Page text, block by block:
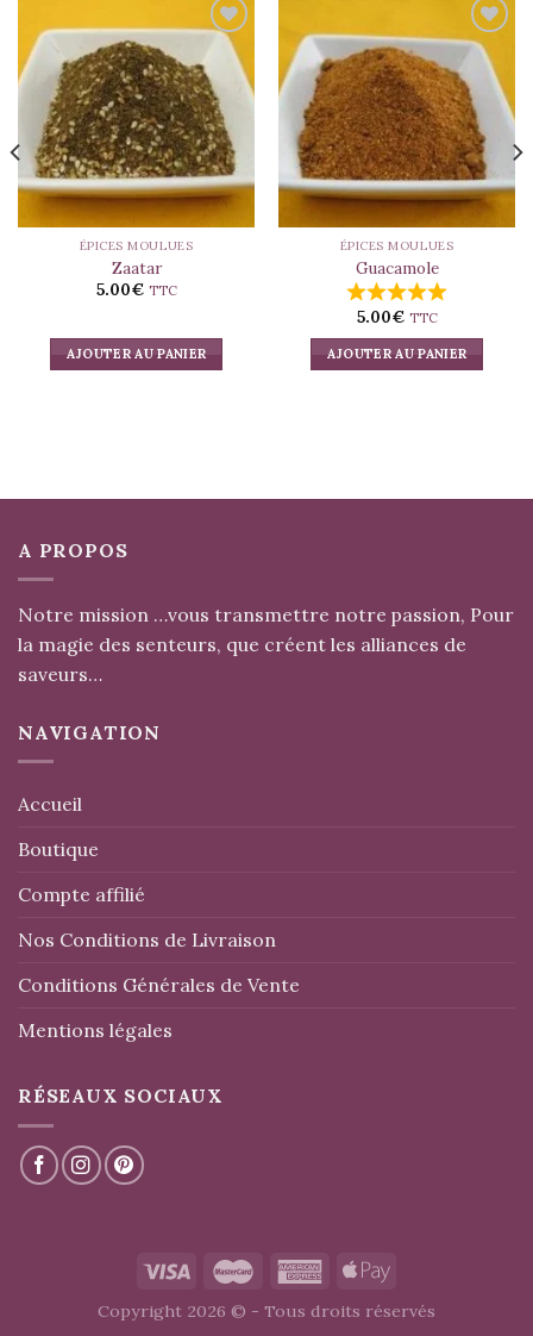
ÉPICES MOULUES
Zaatar
5.00€ TTC
AJOUTER AU PANIER
ÉPICES MOULUES
Guacamole
5.00€ TTC
AJOUTER AU PANIER
A PROPOS
Notre mission …vous transmettre notre passion, Pour
la magie des senteurs, que créent les alliances de
saveurs…
NAVIGATION
Accueil
Boutique
Compte affilié
Nos Conditions de Livraison
Conditions Générales de Vente
Mentions légales
RÉSEAUX SOCIAUX
Copyright 2026 © - Tous droits réservés